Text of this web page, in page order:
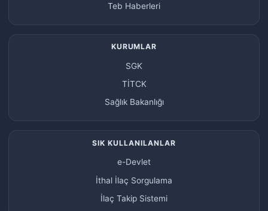
Teb Haberleri
KURUMLAR
SGK
TİTCK
Sağlık Bakanlığı
SIK KULLANILANLAR
e-Devlet
İthal İlaç Sorgulama
İlaç Takip Sistemi